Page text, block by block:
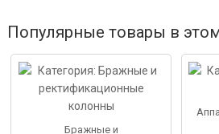
Популярные товары в
Бражные и